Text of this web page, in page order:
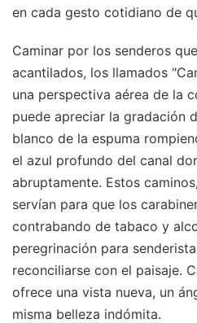
en cada gesto cotidiano de
Caminar por los senderos
acantilados, los llamados
una perspectiva aérea de la
puede apreciar la gradación
blanco de la espuma
el azul profundo del canal
abruptamente. Estos
servían para que los
contrabando de tabaco y
peregrinación para
reconciliarse con el paisaje.
ofrece una vista nueva, un
misma belleza indómita.